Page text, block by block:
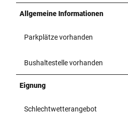
Allgemeine Informationen
Parkplätze vorhanden
Bushaltestelle vorhanden
Eignung
Schlechtwetterangebot